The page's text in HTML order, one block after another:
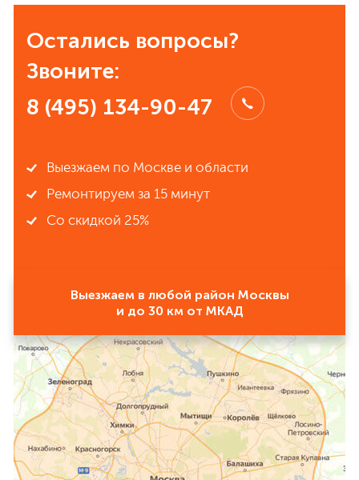
рекомендовать всем знакомым.
Остались вопросы?
Звоните:
8 (495) 134-90-47
Выезжаем по Москве и области
Ремонтируем за 15 минут
Со скидкой 25%
Выезжаем в любой район Москвы
и до 30 км от МКАД